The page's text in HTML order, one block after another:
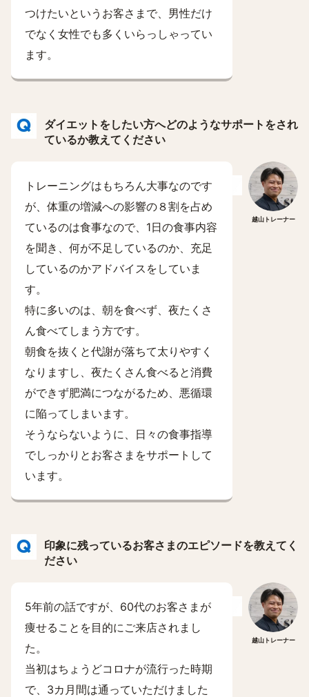
つけたいというお客さまで、男性だけ
でなく女性でも多くいらっしゃってい
ます。
ダイエットをしたい方へどのようなサポートをされ
ているか教えてください
越山トレーナー
トレーニングはもちろん大事なのです
が、体重の増減への影響の８割を占め
ているのは食事なので、1日の食事内容
を聞き、何が不足しているのか、充足
しているのかアドバイスをしていま
す。
特に多いのは、朝を食べず、夜たくさ
ん食べてしまう方です。
朝食を抜くと代謝が落ちて太りやすく
なりますし、夜たくさん食べると消費
ができず肥満につながるため、悪循環
に陥ってしまいます。
そうならないように、日々の食事指導
でしっかりとお客さまをサポートして
います。
印象に残っているお客さまのエピソードを教えてく
ださい
越山トレーナー
5年前の話ですが、60代のお客さまが
痩せることを目的にご来店されまし
た。
当初はちょうどコロナが流行った時期
で、3カ月間は通っていただけました